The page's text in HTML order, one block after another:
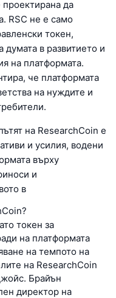
да
RSC не е само
токен,
в развитието и
на платформата.
че платформата
на нуждите и
на ResearchCoin е
и усилия, водени
върху
и
в
токен за
на платформата
на темпото на
на ResearchCoin
Брайън
директор на